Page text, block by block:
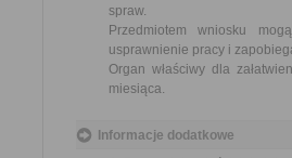
spraw.
Przedmiotem wniosku
usprawnienie pracy i
Organ właściwy dla
miesiąca.
Informacje dodatkowe